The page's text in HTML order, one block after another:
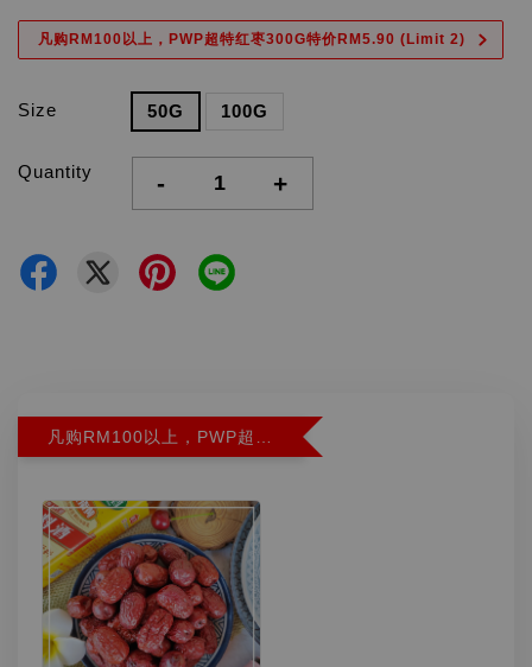
凡购RM100以上，PWP超特红枣300G特价RM5.90 (Limit 2)
Size 50G 100G
Quantity - +